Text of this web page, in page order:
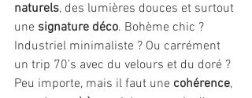
naturels, des lumières douces et surtout
une signature déco. Bohème chic ?
Industriel minimaliste ? Ou carrément
un trip 70’s avec du velours et du doré ?
Peu importe, mais il faut une cohérence,